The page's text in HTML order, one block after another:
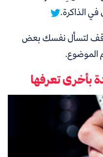
الذاكرة.
لتسأل نفسك بعض